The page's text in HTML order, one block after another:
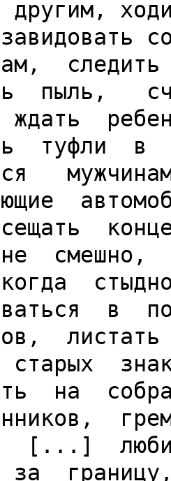
другим,
следить
пыль,
ждать
туфли  в
смешно,
в
на
[...]
за